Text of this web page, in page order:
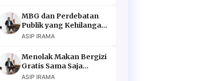
MBG dan Perdebatan
Publik yang Kehilangan
Argumen
ASIP IRAMA
Menolak Makan Bergizi
Gratis Sama Saja
Menolak Masa Depan
ASIP IRAMA